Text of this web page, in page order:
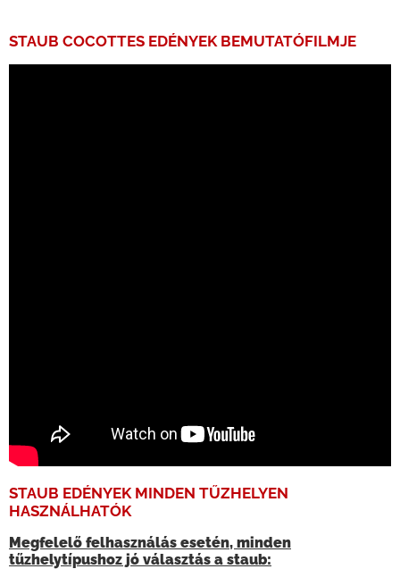
STAUB COCOTTES EDÉNYEK BEMUTATÓFILMJE
STAUB EDÉNYEK MINDEN TŰZHELYEN
HASZNÁLHATÓK
Megfelelő felhasználás esetén, minden
tűzhelytípushoz jó választás a staub: